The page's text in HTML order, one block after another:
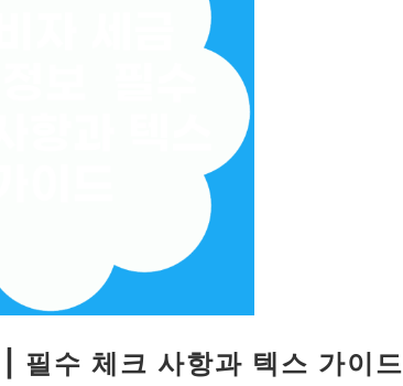
필수 체크 사항과 텍스 가이드